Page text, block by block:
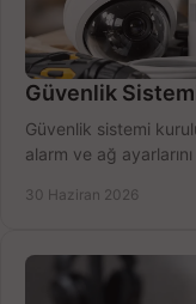
Güvenlik
Güvenlik sistemi
alarm ve ağ
30 Haziran 2026